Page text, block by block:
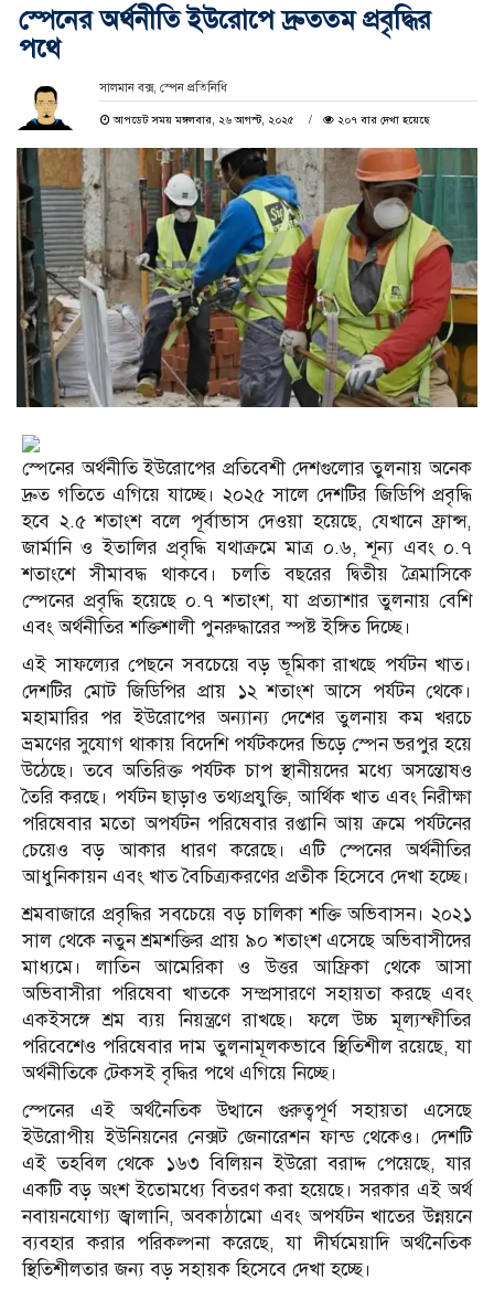
স্পেনের অর্থনীতি ইউরোপে দ্রুততম প্রবৃদ্ধির
পথে
সালমান বক্স, স্পেন প্রতিনিধি
আপডেট সময় মঙ্গলবার, ২৬ আগস্ট, ২০২৫ ২০৭ বার দেখা হয়েছে
স্পেনের অর্থনীতি ইউরোপের প্রতিবেশী দেশগুলোর তুলনায় অনেক
দ্রুত গতিতে এগিয়ে যাচ্ছে। ২০২৫ সালে দেশটির জিডিপি প্রবৃদ্ধি
হবে ২.৫ শতাংশ বলে পূর্বাভাস দেওয়া হয়েছে, যেখানে ফ্রান্স,
জার্মানি ও ইতালির প্রবৃদ্ধি যথাক্রমে মাত্র ০.৬, শূন্য এবং ০.৭
শতাংশে সীমাবদ্ধ থাকবে। চলতি বছরের দ্বিতীয় ত্রৈমাসিকে
স্পেনের প্রবৃদ্ধি হয়েছে ০.৭ শতাংশ, যা প্রত্যাশার তুলনায় বেশি
এবং অর্থনীতির শক্তিশালী পুনরুদ্ধারের স্পষ্ট ইঙ্গিত দিচ্ছে।
এই সাফল্যের পেছনে সবচেয়ে বড় ভূমিকা রাখছে পর্যটন খাত।
দেশটির মোট জিডিপির প্রায় ১২ শতাংশ আসে পর্যটন থেকে।
মহামারির পর ইউরোপের অন্যান্য দেশের তুলনায় কম খরচে
ভ্রমণের সুযোগ থাকায় বিদেশি পর্যটকদের ভিড়ে স্পেন ভরপুর হয়ে
উঠেছে। তবে অতিরিক্ত পর্যটক চাপ স্থানীয়দের মধ্যে অসন্তোষও
তৈরি করছে। পর্যটন ছাড়াও তথ্যপ্রযুক্তি, আর্থিক খাত এবং নিরীক্ষা
পরিষেবার মতো অপর্যটন পরিষেবার রপ্তানি আয় ক্রমে পর্যটনের
চেয়েও বড় আকার ধারণ করেছে। এটি স্পেনের অর্থনীতির
আধুনিকায়ন এবং খাত বৈচিত্র্যকরণের প্রতীক হিসেবে দেখা হচ্ছে।
শ্রমবাজারে প্রবৃদ্ধির সবচেয়ে বড় চালিকা শক্তি অভিবাসন। ২০২১
সাল থেকে নতুন শ্রমশক্তির প্রায় ৯০ শতাংশ এসেছে অভিবাসীদের
মাধ্যমে। লাতিন আমেরিকা ও উত্তর আফ্রিকা থেকে আসা
অভিবাসীরা পরিষেবা খাতকে সম্প্রসারণে সহায়তা করছে এবং
একইসঙ্গে শ্রম ব্যয় নিয়ন্ত্রণে রাখছে। ফলে উচ্চ মূল্যস্ফীতির
পরিবেশেও পরিষেবার দাম তুলনামূলকভাবে স্থিতিশীল রয়েছে, যা
অর্থনীতিকে টেকসই বৃদ্ধির পথে এগিয়ে নিচ্ছে।
স্পেনের এই অর্থনৈতিক উত্থানে গুরুত্বপূর্ণ সহায়তা এসেছে
ইউরোপীয় ইউনিয়নের নেক্সট জেনারেশন ফান্ড থেকেও। দেশটি
এই তহবিল থেকে ১৬৩ বিলিয়ন ইউরো বরাদ্দ পেয়েছে, যার
একটি বড় অংশ ইতোমধ্যে বিতরণ করা হয়েছে। সরকার এই অর্থ
নবায়নযোগ্য জ্বালানি, অবকাঠামো এবং অপর্যটন খাতের উন্নয়নে
ব্যবহার করার পরিকল্পনা করেছে, যা দীর্ঘমেয়াদি অর্থনৈতিক
স্থিতিশীলতার জন্য বড় সহায়ক হিসেবে দেখা হচ্ছে।